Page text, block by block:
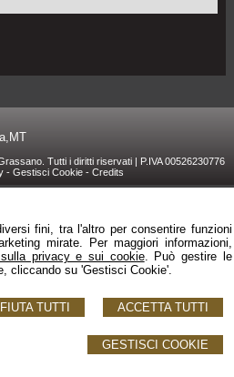
fini, tra l'altro per consentire funzioni
mirate. Per maggiori informazioni,
privacy e sui cookie. Può gestire le
cliccando su 'Gestisci Cookie'.
ACCETTA TUTTI
TUTTI
GESTISCI COOKIE
, MT
Tutti i diritti riservati | P.IVA 00526230776
- Gestisci Cookie- Credits